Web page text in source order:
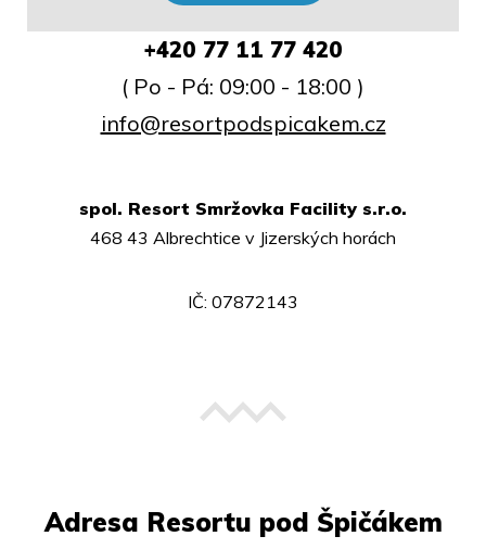
+420 77 11 77 420
( Po - Pá: 09:00 - 18:00 )
info@resortpodspicakem.cz
spol. Resort Smržovka Facility s.r.o.
468 43 Albrechtice v Jizerských horách
IČ: 07872143
Adresa Resortu pod Špičákem